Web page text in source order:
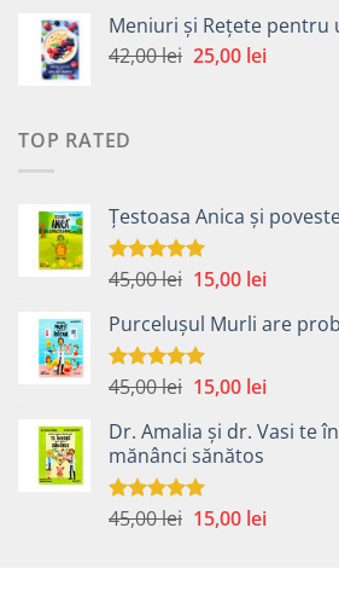
a
fost:
este:
30,00 lei.
Meniuri și Rețete pentru
42,00lei Prețul
25,00 leiPrețul
TOP RATED
Țestoasa Anica și
Evaluat la
45,00lei Prețul
a
fost:
45,00 lei.
15,00 leiPrețul
este:
Purcelușul Murli are
Evaluat la
45,00lei Prețul
a
fost:
45,00 lei.
15,00 leiPrețul
este:
Dr. Amalia și dr. Vasi te
mănânci sănătos
Evaluat la
45,00lei Prețul
15,00 leiPrețul